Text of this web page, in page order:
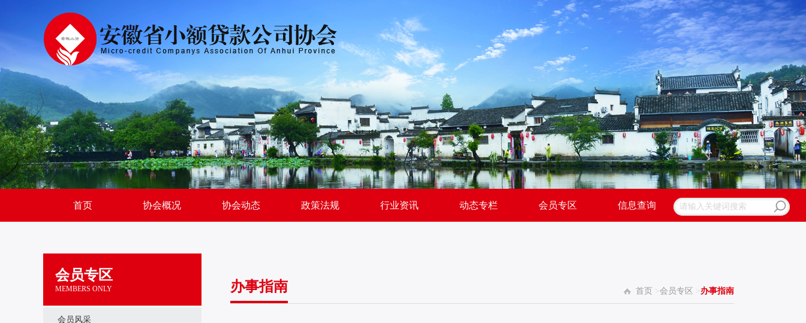
首页 协会概况 协会动态 政策法规 行业资讯 动态专栏 会员专区 信息查询
会员专区
MEMBERS ONLY
会员风采
首页 >会员专区 >办事指南
办事指南